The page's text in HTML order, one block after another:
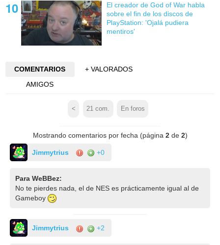
El creador de God of War habla
sobre el fin de los discos de
PlayStation: 'Ojalá pudiera
mentiros'
COMENTARIOS
+ VALORADOS
AMIGOS
< 21 com. En foros
Mostrando comentarios por fecha (página 2de 2)
Jimmytrius +0
Para WeBBez:
No te pierdes nada, el de NES es prácticamente igual al de
Gameboy
Jimmytrius +2